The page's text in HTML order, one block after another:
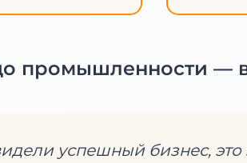
промышленности —
успешный бизнес, это